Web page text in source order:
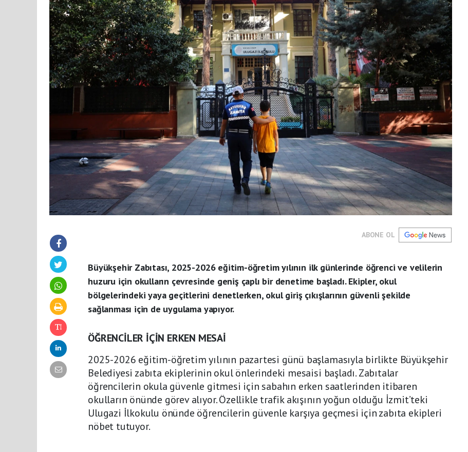
ABONE OL
Büyükşehir Zabıtası, 2025-2026 eğitim-öğretim yılının ilk günlerinde öğrenci ve velilerin
huzuru için okulların çevresinde geniş çaplı bir denetime başladı. Ekipler, okul
bölgelerindeki yaya geçitlerini denetlerken, okul giriş çıkışlarının güvenli şekilde
sağlanması için de uygulama yapıyor.
ÖĞRENCİLER İÇİN ERKEN MESAİ
2025-2026 eğitim-öğretim yılının pazartesi günü başlamasıyla birlikte Büyükşehir
Belediyesi zabıta ekiplerinin okul önlerindeki mesaisi başladı. Zabıtalar
öğrencilerin okula güvenle gitmesi için sabahın erken saatlerinden itibaren
okulların önünde görev alıyor. Özellikle trafik akışının yoğun olduğu İzmit’teki
Ulugazi İlkokulu önünde öğrencilerin güvenle karşıya geçmesi için zabıta ekipleri
nöbet tutuyor.